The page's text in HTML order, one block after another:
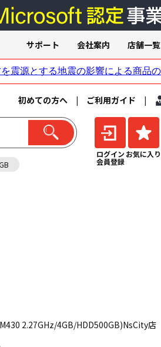
初めての方へ | ご利用ガイド |
ログイン
会員登録
お気に入り
サポート 会社案内 店舗一覧
2.27GHz/4GB/HDD500GB)NsCity店